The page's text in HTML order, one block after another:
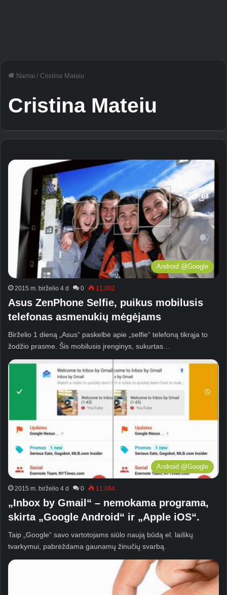
Namai / Cristina Mateiu
Cristina Mateiu
Android @Google
2015 m. birželio 4 d 0 11,002
Asus ZenPhone Selfie, puikus mobilusis
telefonas asmenukių mėgėjams
Birželio 1 dieną „Asus“ paskelbė apie „selfie“ telefoną tikrąja to
žodžio prasme. Šis mobilusis įrenginys, sukurtas…
Android @Google
2015 m. birželio 4 d 0 11,064
„Inbox by Gmail“ – nemokama programa,
skirta „Google Android“ ir „Apple iOS“.
Taip „Google“ savo vartotojams siūlo naują būdą el. laiškų
tvarkymui, pabrėždama gaunamų žinučių svarbą.